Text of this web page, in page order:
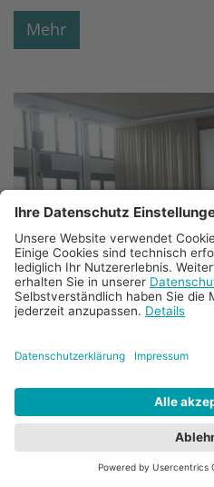
Mehr
Bewegende
Holocaust-
11. Mai 2026
Am vergangenen
der EF-GK9-